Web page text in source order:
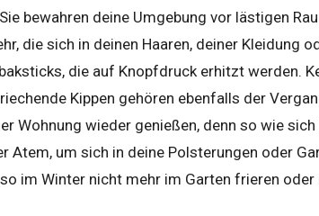
bewahren deine Umgebung vor lästigen
die sich in deinen Haaren, deiner Kleidung
die auf Knopfdruck erhitzt werden.
Kippen gehören ebenfalls der
Wohnung wieder genießen, denn so wie
Atem, um sich in deine Polsterungen oder
im Winter nicht mehr im Garten frieren